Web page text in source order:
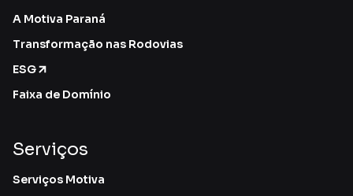
A Motiva Paraná
Transformação nas Rodovias
ESG
Faixa de Domínio
Serviços
Serviços Motiva